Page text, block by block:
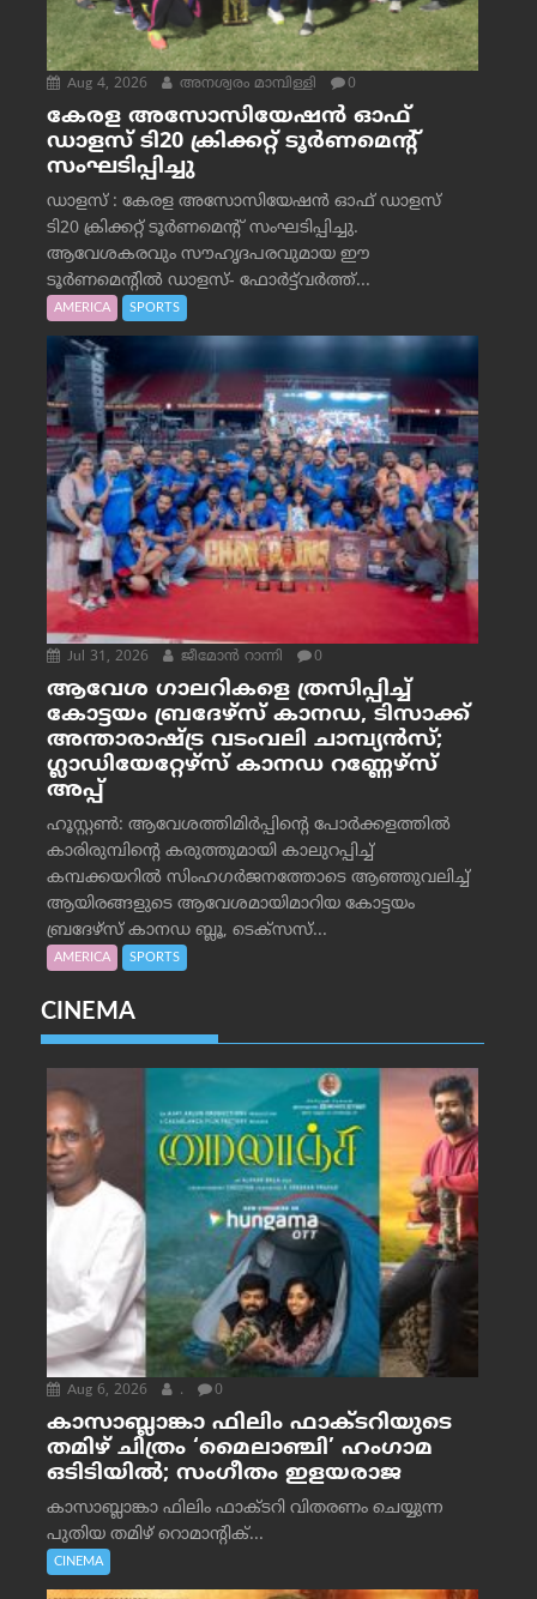
Aug 4, 2026 അനശ്വരം മാമ്പിള്ളി 0
കേരള അസോസിയേഷൻ ഓഫ്
ഡാളസ് ടി20 ക്രിക്കറ്റ് ടൂർണമെന്റ്
സംഘടിപ്പിച്ചു
ഡാളസ് : കേരള അസോസിയേഷൻ ഓഫ് ഡാളസ്
ടി20 ക്രിക്കറ്റ് ടൂർണമെന്റ് സംഘടിപ്പിച്ചു.
ആവേശകരവും സൗഹൃദപരവുമായ ഈ
ടൂർണമെന്റിൽ ഡാളസ്- ഫോർട്ട്‌വര്‍ത്ത്...
AMERICA SPORTS
Jul 31, 2026 ജീമോന്‍ റാന്നി 0
ആവേശ ഗാലറികളെ ത്രസിപ്പിച്ച്
കോട്ടയം ബ്രദേഴ്‌സ് കാനഡ, ടിസാക്ക്
അന്താരാഷ്ട്ര വടംവലി ചാമ്പ്യന്‍സ്;
ഗ്ലാഡിയേറ്റേഴ്‌സ് കാനഡ റണ്ണേഴ്‌സ്
അപ്പ്
ഹൂസ്റ്റണ്‍: ആവേശത്തിമിര്‍പ്പിന്റെ പോര്‍ക്കളത്തില്‍
കാരിരുമ്പിന്റെ കരുത്തുമായി കാലുറപ്പിച്ച്
കമ്പക്കയറില്‍ സിംഹഗര്‍ജനത്തോടെ ആഞ്ഞുവലിച്ച്
ആയിരങ്ങളുടെ ആവേശമായിമാറിയ കോട്ടയം
ബ്രദേഴ്‌സ് കാനഡ ബ്ലൂ, ടെക്‌സസ്...
AMERICA SPORTS
CINEMA
Aug 6, 2026 . 0
കാസാബ്ലാങ്കാ ഫിലിം ഫാക്ടറിയുടെ
തമിഴ് ചിത്രം ‘മൈലാഞ്ചി’ ഹംഗാമ
ഒടിടിയിൽ; സംഗീതം ഇളയരാജ
കാസാബ്ലാങ്കാ ഫിലിം ഫാക്ടറി വിതരണം ചെയ്യുന്ന
പുതിയ തമിഴ് റൊമാന്റിക്...
CINEMA